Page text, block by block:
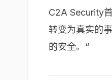
C2A Security
转变为真实的
的安全。“